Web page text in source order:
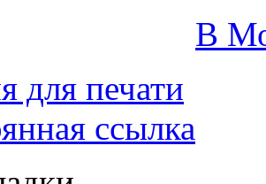
В
для печати
ссылка